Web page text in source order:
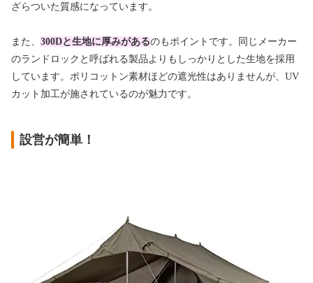
ざらついた質感になっています。
また、 300Dと生地に厚みがあるのもポイントです。同じメーカー
のランドロックと呼ばれる製品よりもしっかりとした生地を採用
しています。ポリコットン素材ほどの遮光性はありませんが、UV
カット加工が施されているのが魅力です。
設営が簡単！